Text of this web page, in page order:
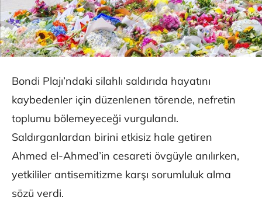
Bondi Plajı’ndaki silahlı saldırıda hayatını
kaybedenler için düzenlenen törende, nefretin
toplumu bölemeyeceği vurgulandı.
Saldırganlardan birini etkisiz hale getiren
Ahmed el-Ahmed’in cesareti övgüyle anılırken,
yetkililer antisemitizme karşı sorumluluk alma
sözü verdi.